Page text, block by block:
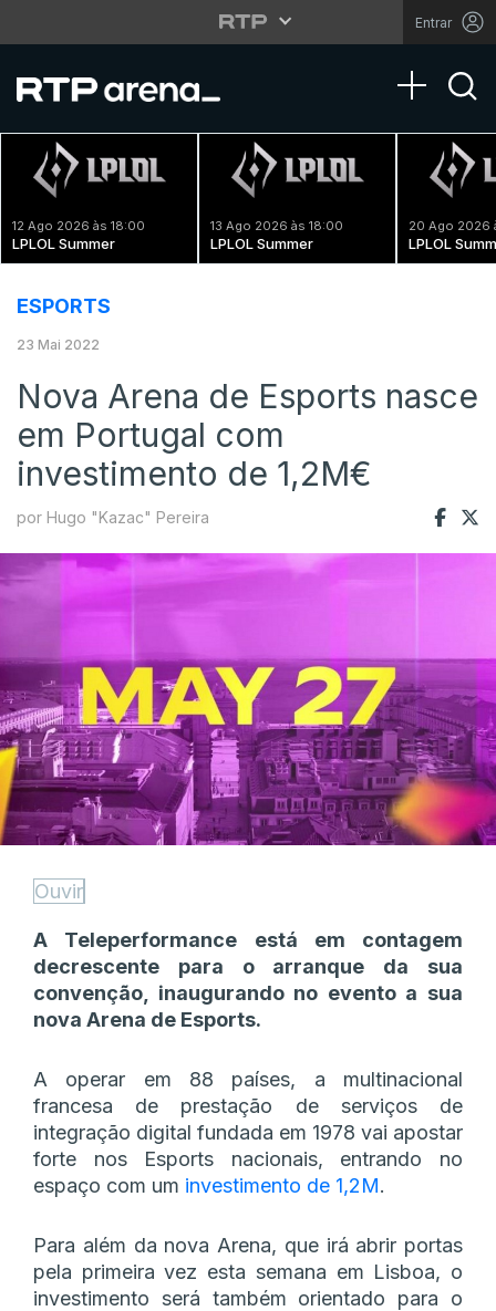
Entrar
Toggle
12 Ago 2026 às 18:00
LPLOL Summer
13 Ago 2026 às 18:00
LPLOL Summer
20 Ago 2026
LPLOL
ESPORTS
23 Mai 2022
Nova Arena de Esports nasce
em Portugal com
investimento de 1,2M€
por Hugo "Kazac" Pereira
Ouvir
A Teleperformance está em contagem
decrescente para o arranque da sua
convenção, inaugurando no evento a sua
nova Arena de Esports.
A operar em 88 países, a multinacional
francesa de prestação de serviços de
integração digital fundada em 1978 vai apostar
forte nos Esports nacionais, entrando no
espaço com um investimento de 1,2M.
Para além da nova Arena, que irá abrir portas
pela primeira vez esta semana em Lisboa, o
investimento será também orientado para o